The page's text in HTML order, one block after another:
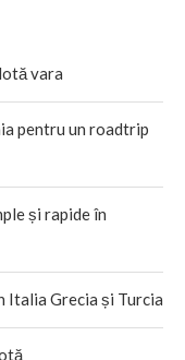
vara
pentru un roadtrip
și rapide în
Italia Grecia și Turcia